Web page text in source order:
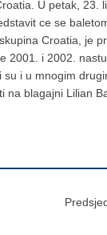
U petak, 23.
ce se
Croatia, je
2001. i 2002.
i u mnogim
blagajni Lilian